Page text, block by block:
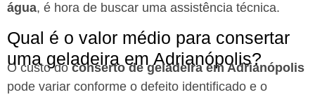
água, é hora de buscar uma assistência técnica.
Qual é o valor médio para consertar
uma geladeira em Adrianópolis?
O custo doconserto de geladeira em Adrianópolis
pode variar conforme o defeito identificado e o